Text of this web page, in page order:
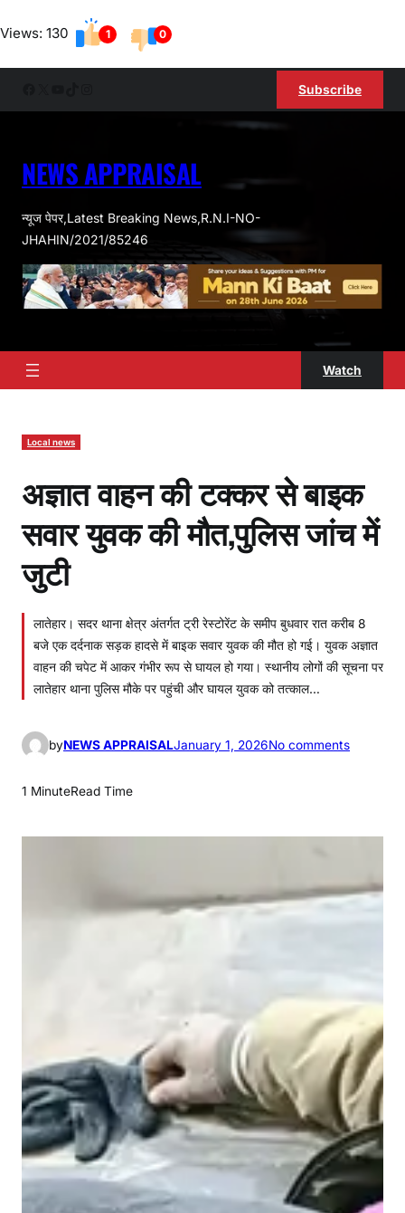
Views: 130 1 0
Subscribe
NEWS APPRAISAL
न्यूज पेपर,Latest Breaking News,R.N.I-NO-
JHAHIN/2021/85246
Watch
Local news
अज्ञात वाहन की टक्कर से बाइक
सवार युवक की मौत,पुलिस जांच में
जुटी
लातेहार। सदर थाना क्षेत्र अंतर्गत ट्री रेस्टोरेंट के समीप बुधवार रात करीब 8
बजे एक दर्दनाक सड़क हादसे में बाइक सवार युवक की मौत हो गई। युवक अज्ञात
वाहन की चपेट में आकर गंभीर रूप से घायल हो गया। स्थानीय लोगों की सूचना पर
लातेहार थाना पुलिस मौके पर पहुंची और घायल युवक को तत्काल…
byNEWS APPRAISALJanuary 1, 2026No commentso
न
से
इ
क
स
वा
र
यु
1 MinuteRead Time